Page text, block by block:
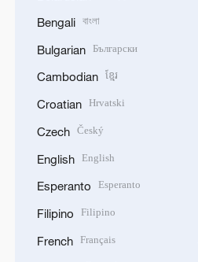
Bengali বাংলা
Bulgarian Български
Cambodian ខ្មែរ
Croatian Hrvatski
Czech Český
English English
Esperanto Esperanto
Filipino Filipino
French Français